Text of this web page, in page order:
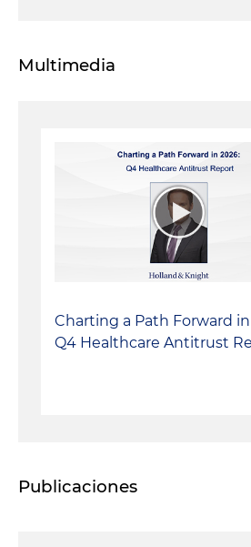
Multimedia
Charting a Path Forward in
Q4 Healthcare Antitrust
Publicaciones